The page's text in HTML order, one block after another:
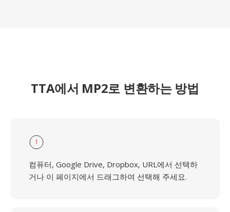
TTA에서 MP2로 변환하는 방법
1
컴퓨터, Google Drive, Dropbox, URL에서 선택하
거나 이 페이지에서 드래그하여 선택해 주세요.